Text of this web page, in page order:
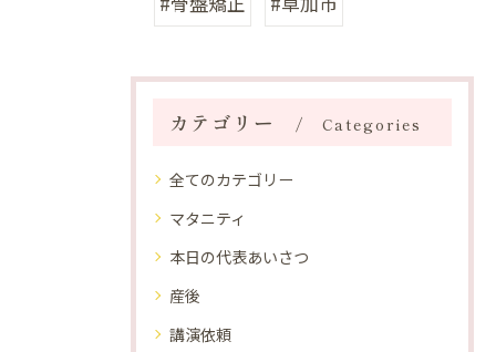
カテゴリー Categories
全てのカテゴリー
マタニティ
本日の代表あいさつ
産後
講演依頼